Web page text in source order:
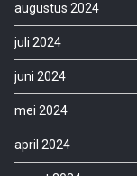
augustus 2024
juli 2024
juni 2024
mei 2024
april 2024